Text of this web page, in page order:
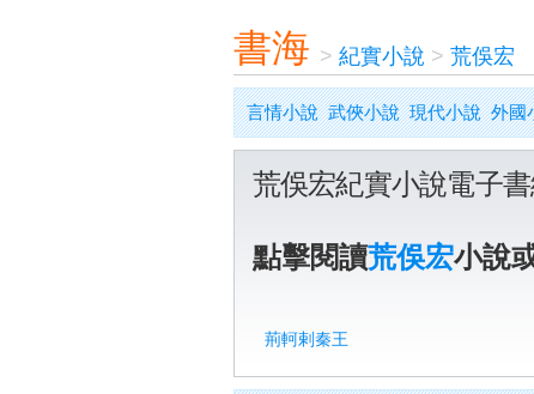
書海 > 紀實小說 > 荒俁宏
言情小說 武俠小說 現代小說 外國
荒俁宏紀實小說電子
點擊閱讀荒俁宏小說
荊軻剌秦王